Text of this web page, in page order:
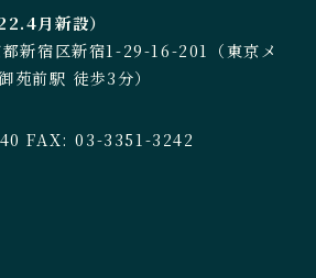
月新設）
新宿区新宿1-29-16-201（東京メ
苑前駅 徒歩3分）
FAX: 03-3351-3242